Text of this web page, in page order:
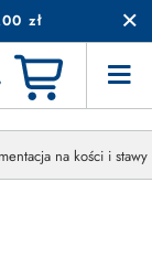
zł
na kości i stawy